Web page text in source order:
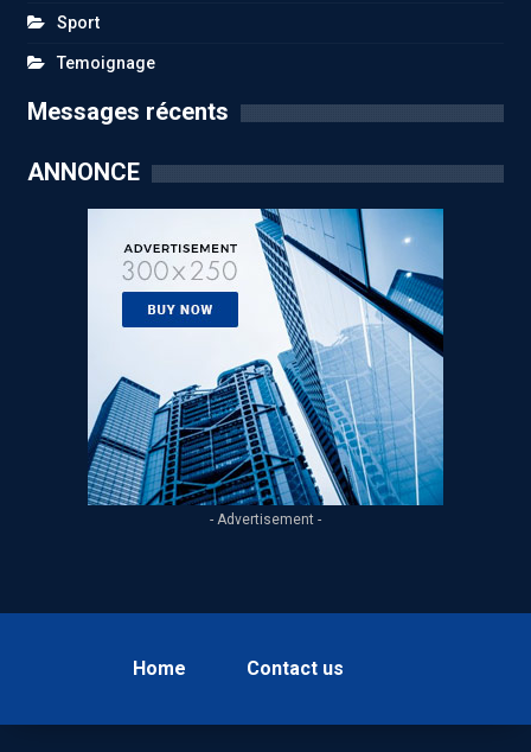
Sport
Temoignage
Messages récents
ANNONCE
- Advertisement -
Home Contact us